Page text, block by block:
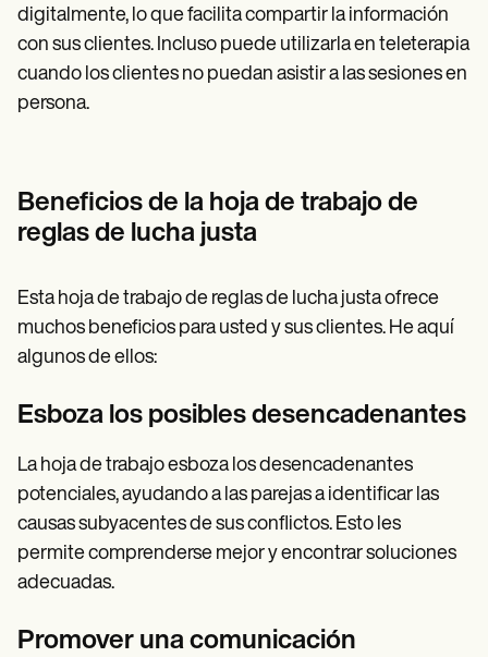
digitalmente, lo que facilita compartir la información
con sus clientes. Incluso puede utilizarla en teleterapia
cuando los clientes no puedan asistir a las sesiones en
persona.
Beneficios de la hoja de trabajo de
reglas de lucha justa
Esta hoja de trabajo de reglas de lucha justa ofrece
muchos beneficios para usted y sus clientes. He aquí
algunos de ellos:
Esboza los posibles desencadenantes
La hoja de trabajo esboza los desencadenantes
potenciales, ayudando a las parejas a identificar las
causas subyacentes de sus conflictos. Esto les
permite comprenderse mejor y encontrar soluciones
adecuadas.
Promover una comunicación